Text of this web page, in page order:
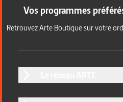
Vos programmes
Retrouvez Arte Boutique sur votre